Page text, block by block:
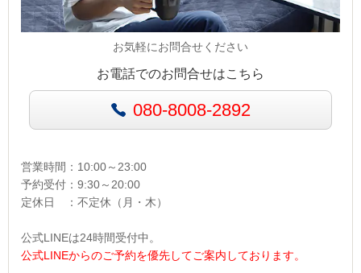
お気軽にお問合せください
お電話でのお問合せはこちら
080-8008-2892
営業時間：10:00～23:00
予約受付：9:30～20:00
定休日 ：不定休（月・木）
公式LINEは24時間受付中。
公式LINEからのご予約を優先してご案内しております。